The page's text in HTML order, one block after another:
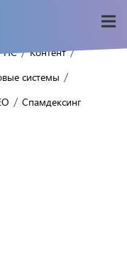
ПС / Контент /
системы /
/ Спамдексинг